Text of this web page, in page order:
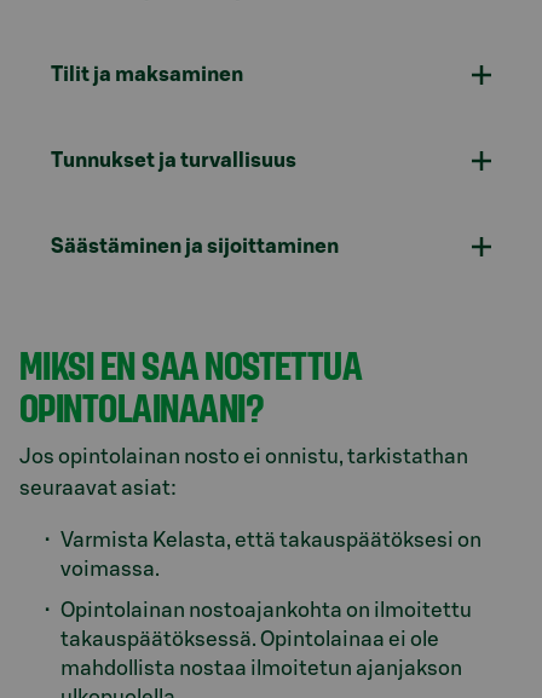
Tilit ja maksaminen
Tunnukset ja turvallisuus
Säästäminen ja sijoittaminen
MIKSI EN SAA NOSTETTUA
OPINTOLAINAANI?
Jos opintolainan nosto ei onnistu, tarkistathan
seuraavat asiat:
Varmista Kelasta, että takauspäätöksesi on
voimassa.
Opintolainan nostoajankohta on ilmoitettu
takauspäätöksessä. Opintolainaa ei ole
mahdollista nostaa ilmoitetun ajanjakson